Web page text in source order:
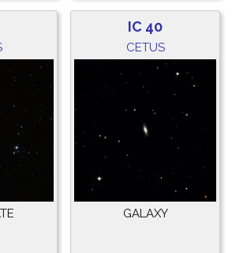
IC 40
CETUS
GALAXY